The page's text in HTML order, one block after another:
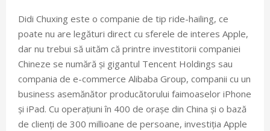
Didi Chuxing este o companie de tip ride-hailing, ce
poate nu are legături direct cu sferele de interes Apple,
dar nu trebui să uităm că printre investitorii companiei
Chineze se numără și gigantul Tencent Holdings sau
compania de e-commerce Alibaba Group, companii cu un
business asemănător producătorului faimoaselor iPhone
și iPad. Cu operațiuni în 400 de orașe din China și o bază
de clienți de 300 millioane de persoane, investiția Apple